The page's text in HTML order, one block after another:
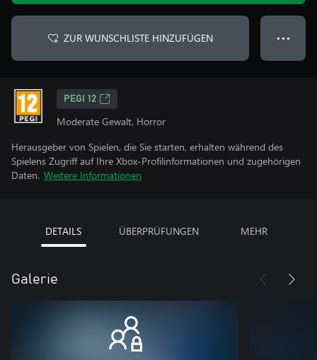
ZUR WUNSCHLISTE HINZUFÜGEN ● ● ●
PEGI 12
Moderate Gewalt, Horror
Herausgeber von Spielen, die Sie starten, erhalten während des
Spielens Zugriff auf Ihre Xbox-Profilinformationen und zugehörigen
Daten. Weitere Informationen
DETAILS ÜBERPRÜFUNGEN MEHR
Galerie